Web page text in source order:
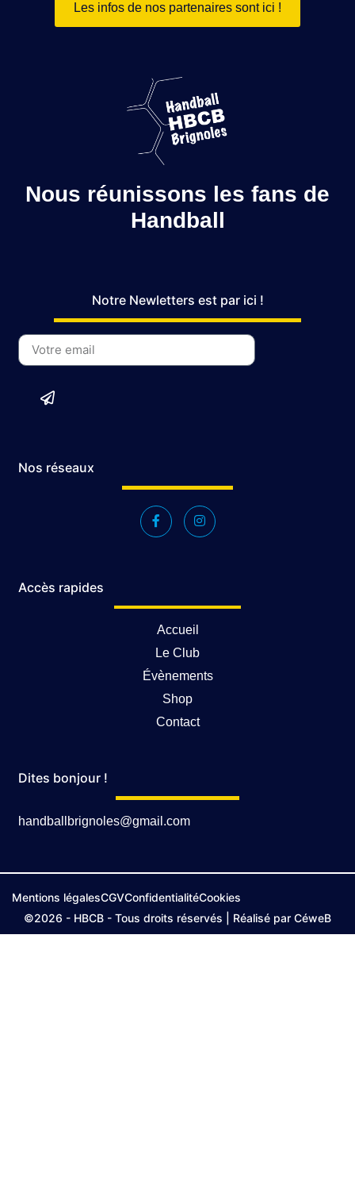
Les infos de nos partenaires sont ici !
Nous réunissons les fans de
Handball
Notre Newletters est par ici !
Nos réseaux
Accès rapides
Accueil
Le Club
Évènements
Shop
Contact
Dites bonjour !
handballbrignoles@gmail.com
©2026 - HBCB - Tous droits réservés | Réalisé par CéweB
Mentions légalesCGVConfidentialitéCookies